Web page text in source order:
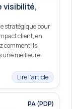
visibilité,
stratégique pour
client, en
comment ils
une meilleure
Lire l’article
PA (PDP)